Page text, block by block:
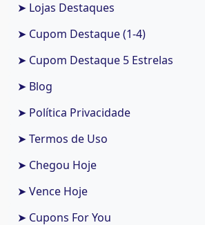
➤ Lojas Destaques
➤ Cupom Destaque (1-4)
➤ Cupom Destaque 5 Estrelas
➤ Blog
➤ Política Privacidade
➤ Termos de Uso
➤ Chegou Hoje
➤ Vence Hoje
➤ Cupons For You